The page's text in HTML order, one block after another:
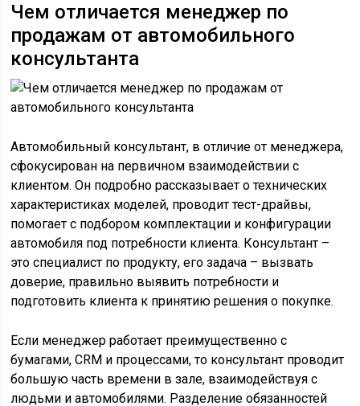
Чем отличается менеджер по
продажам от автомобильного
консультанта
Автомобильный консультант, в отличие от менеджера,
сфокусирован на первичном взаимодействии с
клиентом. Он подробно рассказывает о технических
характеристиках моделей, проводит тест-драйвы,
помогает с подбором комплектации и конфигурации
автомобиля под потребности клиента. Консультант –
это специалист по продукту, его задача – вызвать
доверие, правильно выявить потребности и
подготовить клиента к принятию решения о покупке.
Если менеджер работает преимущественно с
бумагами, CRM и процессами, то консультант проводит
большую часть времени в зале, взаимодействуя с
людьми и автомобилями. Разделение обязанностей